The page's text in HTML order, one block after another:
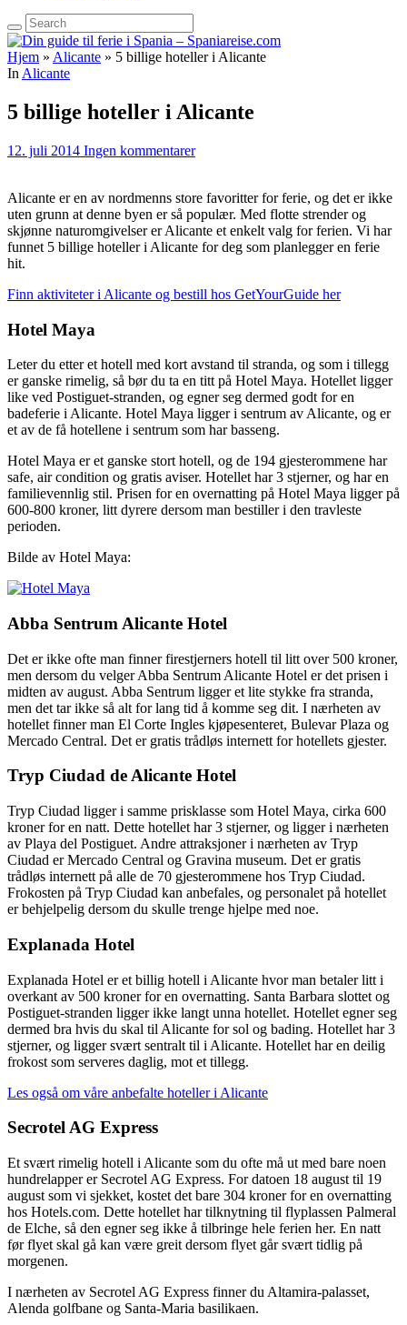
Hjem » Alicante » 5 billige hoteller i Alicante
In Alicante
5 billige hoteller i Alicante
12. juli 2014 Ingen kommentarer
Alicante er en av nordmenns store favoritter for ferie, og det er ikke
uten grunn at denne byen er så populær. Med flotte strender og
skjønne naturomgivelser er Alicante et enkelt valg for ferien. Vi har
funnet 5 billige hoteller i Alicante for deg som planlegger en ferie
hit.
Finn aktiviteter i Alicante og bestill hos GetYourGuide her
Hotel Maya
Leter du etter et hotell med kort avstand til stranda, og som i tillegg
er ganske rimelig, så bør du ta en titt på Hotel Maya. Hotellet ligger
like ved Postiguet-stranden, og egner seg dermed godt for en
badeferie i Alicante. Hotel Maya ligger i sentrum av Alicante, og er
et av de få hotellene i sentrum som har basseng.
Hotel Maya er et ganske stort hotell, og de 194 gjesterommene har
safe, air condition og gratis aviser. Hotellet har 3 stjerner, og har en
familievennlig stil. Prisen for en overnatting på Hotel Maya ligger på
600-800 kroner, litt dyrere dersom man bestiller i den travleste
perioden.
Bilde av Hotel Maya:
Abba Sentrum Alicante Hotel
Det er ikke ofte man finner firestjerners hotell til litt over 500 kroner,
men dersom du velger Abba Sentrum Alicante Hotel er det prisen i
midten av august. Abba Sentrum ligger et lite stykke fra stranda,
men det tar ikke så alt for lang tid å komme seg dit. I nærheten av
hotellet finner man El Corte Ingles kjøpesenteret, Bulevar Plaza og
Mercado Central. Det er gratis trådløs internett for hotellets gjester.
Tryp Ciudad de Alicante Hotel
Tryp Ciudad ligger i samme prisklasse som Hotel Maya, cirka 600
kroner for en natt. Dette hotellet har 3 stjerner, og ligger i nærheten
av Playa del Postiguet. Andre attraksjoner i nærheten av Tryp
Ciudad er Mercado Central og Gravina museum. Det er gratis
trådløs internett på alle de 70 gjesterommene hos Tryp Ciudad.
Frokosten på Tryp Ciudad kan anbefales, og personalet på hotellet
er behjelpelig dersom du skulle trenge hjelpe med noe.
Explanada Hotel
Explanada Hotel er et billig hotell i Alicante hvor man betaler litt i
overkant av 500 kroner for en overnatting. Santa Barbara slottet og
Postiguet-stranden ligger ikke langt unna hotellet. Hotellet egner seg
dermed bra hvis du skal til Alicante for sol og bading. Hotellet har 3
stjerner, og ligger svært sentralt til i Alicante. Hotellet har en deilig
frokost som serveres daglig, mot et tillegg.
Les også om våre anbefalte hoteller i Alicante
Secrotel AG Express
Et svært rimelig hotell i Alicante som du ofte må ut med bare noen
hundrelapper er Secrotel AG Express. For datoen 18 august til 19
august som vi sjekket, kostet det bare 304 kroner for en overnatting
hos Hotels.com. Dette hotellet har tilknytning til flyplassen Palmeral
de Elche, så den egner seg ikke å tilbringe hele ferien her. En natt
før flyet skal gå kan være greit dersom flyet går svært tidlig på
morgenen.
I nærheten av Secrotel AG Express finner du Altamira-palasset,
Alenda golfbane og Santa-Maria basilikaen.